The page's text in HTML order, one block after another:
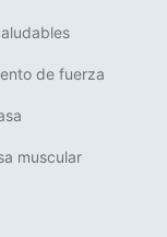
de fuerza
muscular